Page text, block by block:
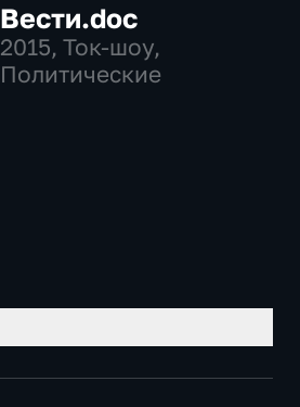
Вести.doc
2015, Ток-шоу,
Политические